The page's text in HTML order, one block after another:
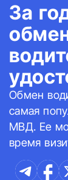
За
Обмен
самая
МВД. Ее
время